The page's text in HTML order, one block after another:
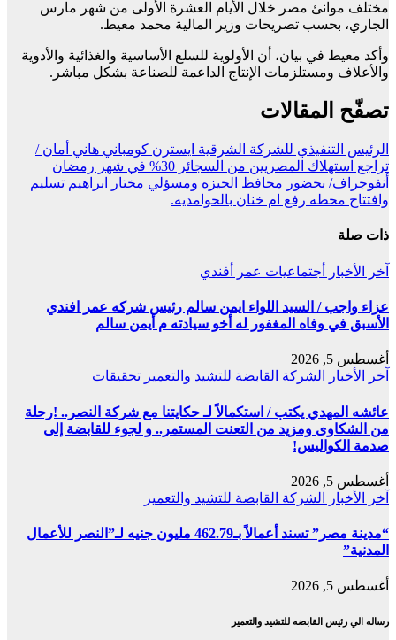
مختلف موانئ مصر خلال الأيام العشرة الأولى من شهر مارس
الجاري، بحسب تصريحات وزير المالية محمد معيط.
وأكد معيط في بيان، أن الأولوية للسلع الأساسية والغذائية والأدوية
والأعلاف ومستلزمات الإنتاج الداعمة للصناعة بشكل مباشر.
تصفّح المقالات
الرئيس التنفيذي للشركة الشرقية ايسترن كومباني هاني أمان /
تراجع استهلاك المصريين من السجائر 30% في شهر رمضان
أنفوجراف/ بحضور محافظ الجيزه ومسؤلي مختار ابراهيم تسليم
وافتتاح محطه رفع ام خنان بالحوامديه.
ذات صلة
آخر الأخبار أجتماعيات عمر أفندي
عزاء واجب / السيد اللواء ايمن سالم رئيس شركه عمر افندي
الأسبق في وفاه المغفور له أخو سيادته م أيمن سالم
أغسطس 5, 2026
آخر الأخبار
الشركة القابضة للتشيد والتعمير تحقيقات
عائشه المهدي يكتب / استكمالاً لـ حكايتنا مع شركة النصر.. !رحلة
من الشكاوى ومزيد من التعنت المستمر.. و لجوء للقابضة إلى
صدمة الكواليس!
أغسطس 5, 2026
آخر الأخبار
الشركة القابضة للتشيد والتعمير
“مدينة مصر” تسند أعمالاً بـ462.79 مليون جنيه لـ”النصر للأعمال
المدنية”
أغسطس 5, 2026
رساله الي رئيس القابضه للتشيد والتعمير